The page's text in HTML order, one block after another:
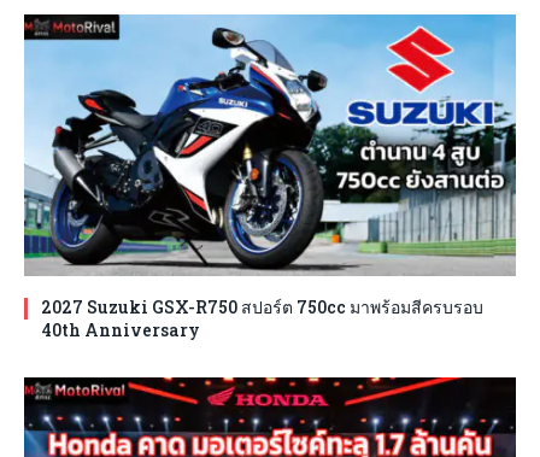
2027 Suzuki GSX-R750 สปอร์ต 750cc มาพร้อมสีครบรอบ
40th Anniversary